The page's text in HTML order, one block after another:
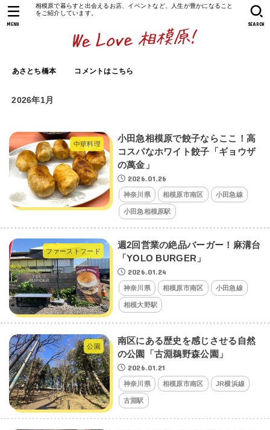
相模原で暮らすと出会えるお店、イベントなど、人生が豊かになること
をご紹介しています。
あさとち橋本 コメントはこちら
SEARCH
MENU
2026年1月
中華料理
小田急相模原で餃子ならここ！高
コスパなホワイト餃子「ギョウザ
の萬金」
2026.01.26
神奈川県 相模原市南区 小田急線
小田急相模原駅
ファーストフード
週2回営業の絶品バーガー！麻溝台
「YOLO BURGER」
2026.01.24
神奈川県 相模原市南区 小田急線
相模大野駅
公園
南区にある歴史を感じさせる自然
の公園「古淵鵜野森公園」
2026.01.21
神奈川県 相模原市南区 JR横浜線
古淵駅